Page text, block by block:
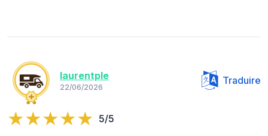
laurentple
22/06/2026
Traduire
5/5